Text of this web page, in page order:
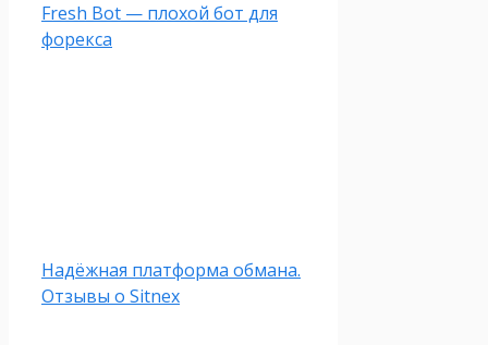
Fresh Bot — плохой бот для
форекса
Надёжная платформа обмана.
Отзывы о Sitnex